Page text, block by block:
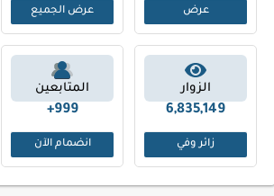
عرض عرض الجميع
الزوار
6,835,149
زائر وفي
المتابعين
999+
انضمام الآن